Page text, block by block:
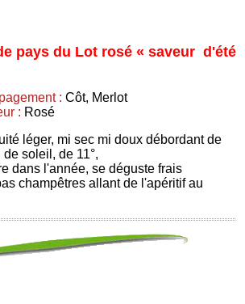
pays du Lot rosé « saveur d'été
: Côt, Merlot
: Rosé
léger, mi sec mi doux débordant de
de soleil, de 11°,
dans l'année, se déguste frais
champêtres allant de l'apéritif au